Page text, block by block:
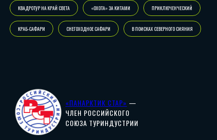
КВАДРОТУР НА КРАЙ СВЕТА «ОХОТА» ЗА КИТАМИ ПРИКЛЮЧЕНЧЕСКИЙ
КРАБ-САФАРИ СНЕГОХОДНОЕ САФАРИ В ПОИСКАХ СЕВЕРНОГО СИЯНИЯ
«ПАНАРКТИК СТАР» —
ЧЛЕН РОССИЙСКОГО
СОЮЗА ТУРИНДУСТРИИ